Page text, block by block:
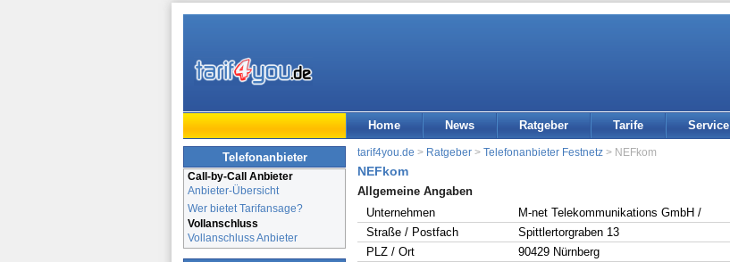
Home News Ratgeber Tarife Service
Telefonanbieter
Call-by-Call Anbieter
Anbieter-Übersicht
Wer bietet Tarifansage?
Vollanschluss
Vollanschluss Anbieter
tarif4you.de > Ratgeber > Telefonanbieter Festnetz > NEFkom
NEFkom
Allgemeine Angaben
Unternehmen
M-net Telekommunikations GmbH /
Straße / Postfach
Spittlertorgraben 13
PLZ / Ort
90429 Nürnberg